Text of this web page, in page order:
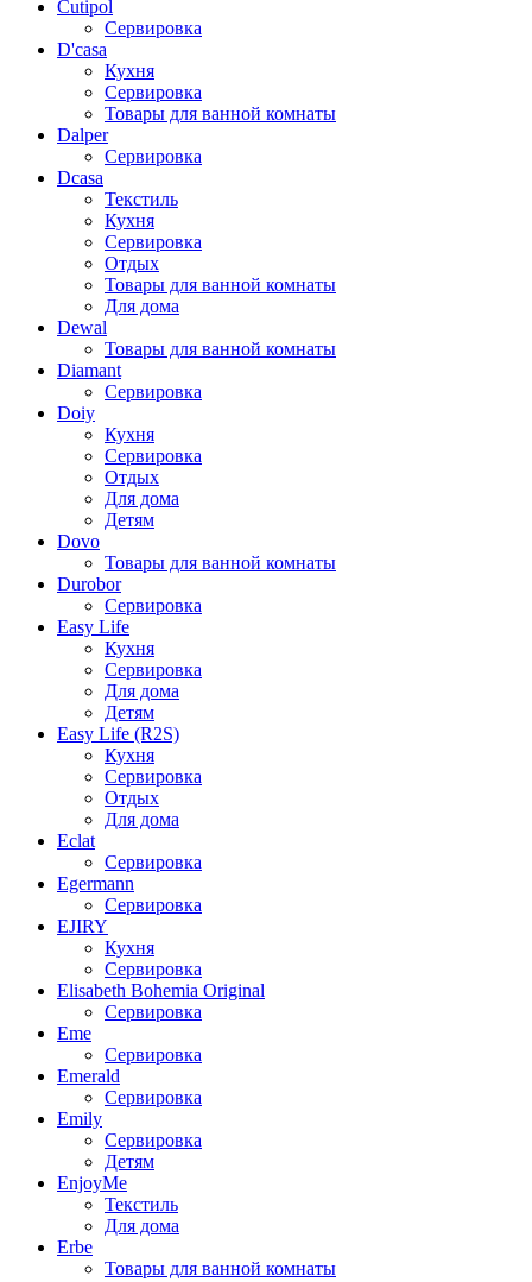
Cutipol
Сервировка
D'casa
Кухня
Сервировка
Товары для ванной комнаты
Dalper
Сервировка
Dcasa
Текстиль
Кухня
Сервировка
Отдых
Товары для ванной комнаты
Для дома
Dewal
Товары для ванной комнаты
Diamant
Сервировка
Doiy
Кухня
Сервировка
Отдых
Для дома
Детям
Dovo
Товары для ванной комнаты
Durobor
Сервировка
Easy Life
Кухня
Сервировка
Для дома
Детям
Easy Life (R2S)
Кухня
Сервировка
Отдых
Для дома
Eclat
Сервировка
Egermann
Сервировка
EJIRY
Кухня
Сервировка
Elisabeth Bohemia Original
Сервировка
Eme
Сервировка
Emerald
Сервировка
Emily
Сервировка
Детям
EnjoyMe
Текстиль
Для дома
Erbe
Товары для ванной комнаты